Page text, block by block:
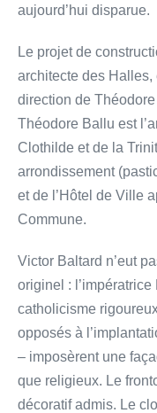
aujourd’hui disparue.
Le projet de
architecte des Halles,
direction de
Théodore Ballu est
Clothilde et de la
arrondissement
et de l’Hôtel de Ville
Commune.
Victor Baltard n’eut
originel : l’impératrice
catholicisme
opposés à
– imposèrent une
que religieux. Le
décoratif admis. Le